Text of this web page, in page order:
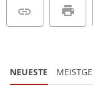
NEUESTE